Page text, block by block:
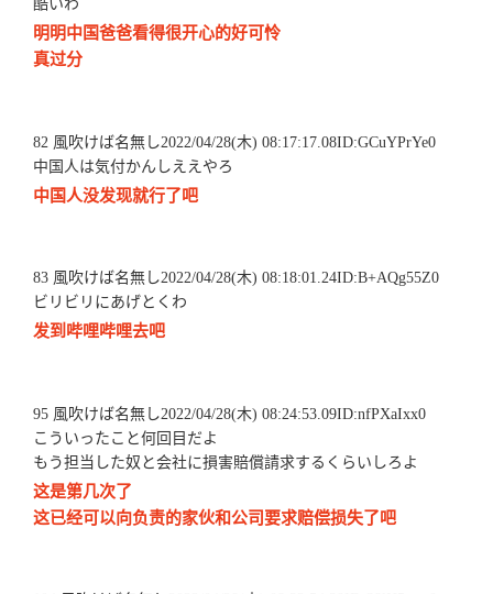
酷いわ
明明中国爸爸看得很开心的好可怜
真过分
82 風吹けば名無し2022/04/28(木) 08:17:17.08ID:GCuYPrYe0
中国人は気付かんしええやろ
中国人没发现就行了吧
83 風吹けば名無し2022/04/28(木) 08:18:01.24ID:B+AQg55Z0
ビリビリにあげとくわ
发到哔哩哔哩去吧
95 風吹けば名無し2022/04/28(木) 08:24:53.09ID:nfPXaIxx0
こういったこと何回目だよ
もう担当した奴と会社に損害賠償請求するくらいしろよ
这是第几次了
这已经可以向负责的家伙和公司要求赔偿损失了吧